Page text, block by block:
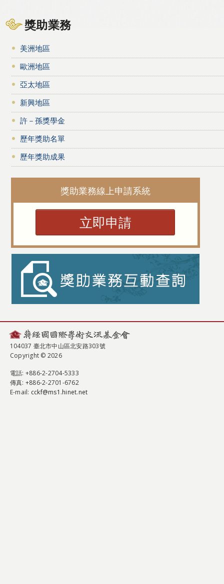
獎助業務
美洲地區
歐洲地區
亞太地區
新興地區
許－孫獎學金
歷年獎助名單
歷年獎助成果
獎助業務線上申請系統
立即申請
104037 臺北市中山區北安路303號
Copyright © 2026
電話: +886-2-2704-5333
傳真: +886-2-2701-6762
E-mail: cckf@ms1.hinet.net